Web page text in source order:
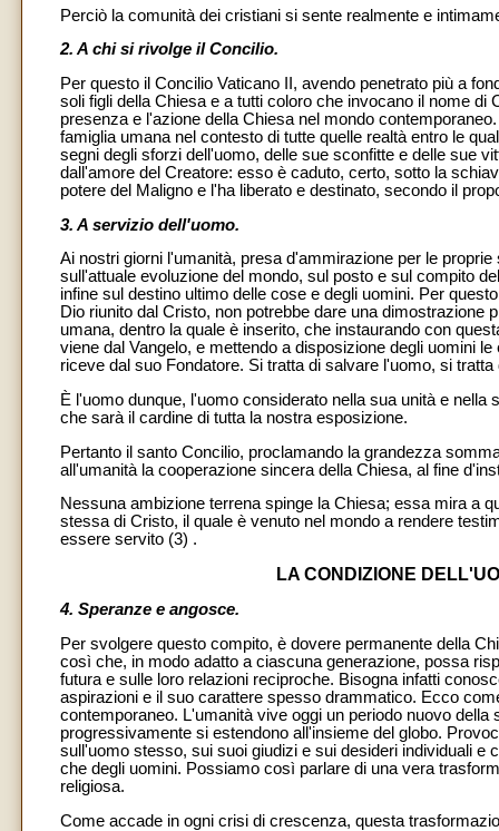
Perciò la comunità dei cristiani si sente realmente e
2. A chi si rivolge il Concilio.
Per questo il Concilio Vaticano II, avendo penetrato più a
soli figli della Chiesa e a tutti coloro che invocano il nome
presenza e l'azione della Chiesa nel mondo
famiglia umana nel contesto di tutte quelle realtà entro le
segni degli sforzi dell'uomo, delle sue sconfitte e delle sue
dall'amore del Creatore: esso è caduto, certo, sotto la
potere del Maligno e l'ha liberato e destinato, secondo il
3. A servizio dell'uomo.
Ai nostri giorni l'umanità, presa d'ammirazione per le
sull'attuale evoluzione del mondo, sul posto e sul compito
infine sul destino ultimo delle cose e degli uomini. Per
Dio riunito dal Cristo, non potrebbe dare una dimostrazione
umana, dentro la quale è inserito, che instaurando con
viene dal Vangelo, e mettendo a disposizione degli uomini
riceve dal suo Fondatore. Si tratta di salvare l'uomo, si
È l'uomo dunque, l'uomo considerato nella sua unità e
che sarà il cardine di tutta la nostra esposizione.
Pertanto il santo Concilio, proclamando la grandezza
all'umanità la cooperazione sincera della Chiesa, al fine
Nessuna ambizione terrena spinge la Chiesa; essa mira a
stessa di Cristo, il quale è venuto nel mondo a rendere
essere servito (3) .
LA CONDIZIONE
4. Speranze e angosce.
Per svolgere questo compito, è dovere permanente della
così che, in modo adatto a ciascuna generazione, possa
futura e sulle loro relazioni reciproche. Bisogna infatti
aspirazioni e il suo carattere spesso drammatico. Ecco
contemporaneo. L'umanità vive oggi un periodo nuovo
progressivamente si estendono all'insieme del globo.
sull'uomo stesso, sui suoi giudizi e sui desideri individuali e
che degli uomini. Possiamo così parlare di una vera
religiosa.
Come accade in ogni crisi di crescenza, questa